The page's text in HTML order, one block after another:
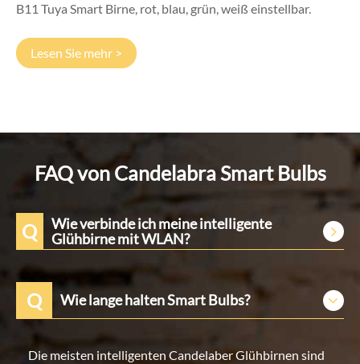
B11 Tuya Smart Birne, rot, blau, grün, weiß einstellbar.
Lesen Sie mehr >
FAQ von Candelabra Smart Bulbs
Q
Wie verbinde ich meine intelligente
Glühbirne mit WLAN?
Q Wie lange halten Smart Bulbs?
Die meisten intelligenten Candelaber Glühbirnen sind